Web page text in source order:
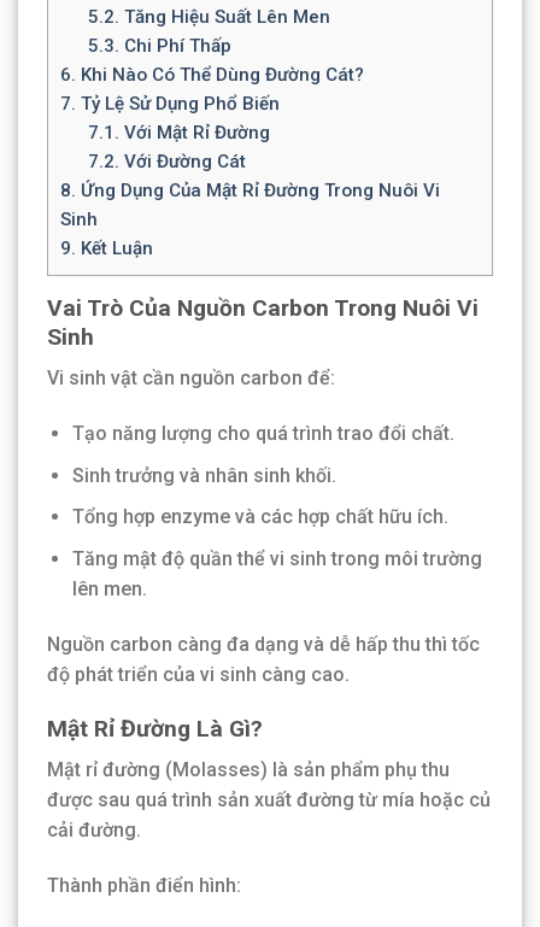
5.2. Tăng Hiệu Suất Lên Men
5.3. Chi Phí Thấp
6. Khi Nào Có Thể Dùng Đường Cát?
7. Tỷ Lệ Sử Dụng Phổ Biến
7.1. Với Mật Rỉ Đường
7.2. Với Đường Cát
8. Ứng Dụng Của Mật Rỉ Đường Trong Nuôi Vi
Sinh
9. Kết Luận
Vai Trò Của Nguồn Carbon Trong Nuôi Vi
Sinh
Vi sinh vật cần nguồn carbon để:
Tạo năng lượng cho quá trình trao đổi chất.
Sinh trưởng và nhân sinh khối.
Tổng hợp enzyme và các hợp chất hữu ích.
Tăng mật độ quần thể vi sinh trong môi trường
lên men.
Nguồn carbon càng đa dạng và dễ hấp thu thì tốc
độ phát triển của vi sinh càng cao.
Mật Rỉ Đường Là Gì?
Mật rỉ đường (Molasses) là sản phẩm phụ thu
được sau quá trình sản xuất đường từ mía hoặc củ
cải đường.
Thành phần điển hình: